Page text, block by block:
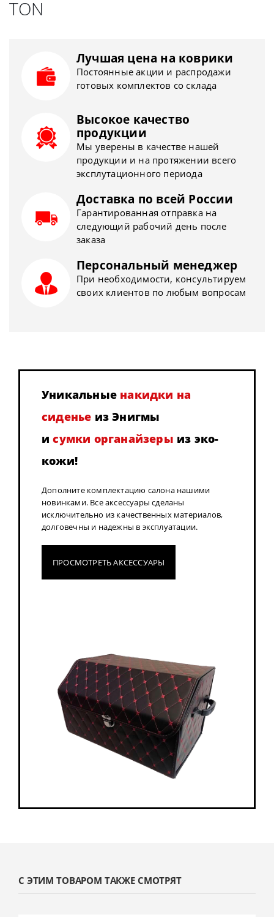
TON
Лучшая цена на коврики
Постоянные акции и распродажи
готовых комплектов со склада
Высокое качество
продукции
Мы уверены в качестве нашей
продукции и на протяжении всего
эксплутационного периода
Доставка по всей России
Гарантированная отправка на
следующий рабочий день после
заказа
Персональный менеджер
При необходимости, консультируем
своих клиентов по любым вопросам
Уникальные накидки на
сиденье из Энигмы
исумки органайзеры из эко-
кожи!
Дополните комплектацию салона нашими
новинками. Все аксессуары сделаны
исключительно из качественных материалов,
долговечны и надежны в эксплуатации.
ПРОСМОТРЕТЬ АКСЕССУАРЫ
С ЭТИМ ТОВАРОМ ТАКЖЕ СМОТРЯТ